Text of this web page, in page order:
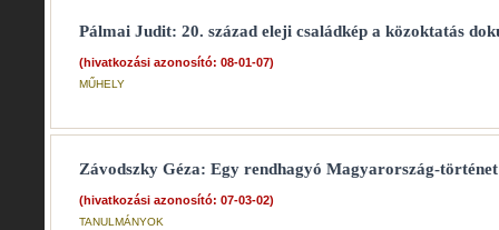
Pálmai Judit: 20. század eleji családkép a közoktatás
(hivatkozási azonosító: 08-01-07)
MŰHELY
Závodszky Géza: Egy rendhagyó Magyarország-történet
(hivatkozási azonosító: 07-03-02)
TANULMÁNYOK